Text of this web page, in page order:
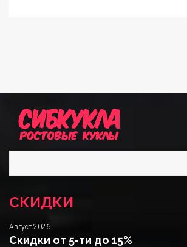
СКИДКИ
Август 2026
Скидки от 5-ти до 15%